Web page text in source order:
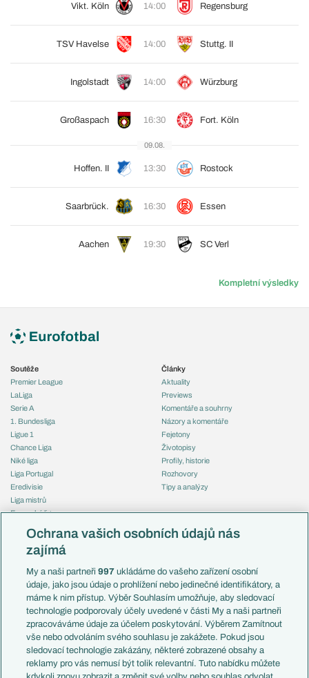
Vikt. Köln 14:00 Regensburg
TSV Havelse 14:00 Stuttg. II
Ingolstadt 14:00 Würzburg
Großaspach 16:30 Fort. Köln
09.08.
Hoffen. II 13:30 Rostock
Saarbrück. 16:30 Essen
Aachen 19:30 SC Verl
Kompletní výsledky
Soutěže
Premier League
LaLiga
Serie A
1. Bundesliga
Ligue 1
Chance Liga
Niké liga
Liga Portugal
Eredivisie
Liga mistrů
Evropská liga
Mistrovství světa
Liga národů
Témata
Představení týmů MS
EuroSkauting
PL v kostce
Evropské koeficienty
Přestupy
Přestupové spekulace
Zranění
Články
Aktuality
Previews
Komentáře a souhrny
Názory a komentáře
Fejetony
Životopisy
Profily, historie
Rozhovory
Tipy a analýzy
Česko
Francie
Itálie
Německo
Španělsko
Argentina
Brazílie
Přestupy
Ochrana vašich osobních údajů nás
zajímá
My a naši partneři997 ukládáme do vašeho zařízení osobní
údaje, jako jsou údaje o prohlížení nebo jedinečné identifikátory, a
máme k nim přístup. Výběr Souhlasím umožňuje, aby sledovací
technologie podporovaly účely uvedené v části My a naši partneři
zpracováváme údaje za účelem poskytování. Výběrem Zamítnout
vše nebo odvoláním svého souhlasu je zakážete. Pokud jsou
sledovací technologie zakázány, některé zobrazené obsahy a
reklamy pro vás nemusí být tolik relevantní. Tuto nabídku můžete